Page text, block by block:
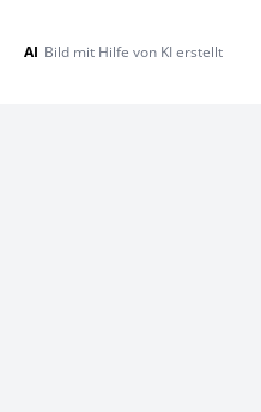
AI Bild mit Hilfe von KI erstellt